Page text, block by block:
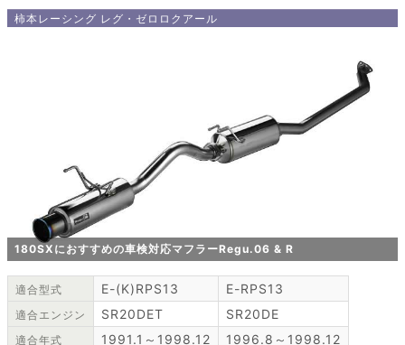
柿本レーシング レグ・ゼロロクアール
180SXにおすすめの車検対応マフラーRegu.06 & R
適合型式 E-(K)RPS13 E-RPS13
適合エンジン SR20DET SR20DE
適合年式 1991.1～1998.12 1996.8～1998.12